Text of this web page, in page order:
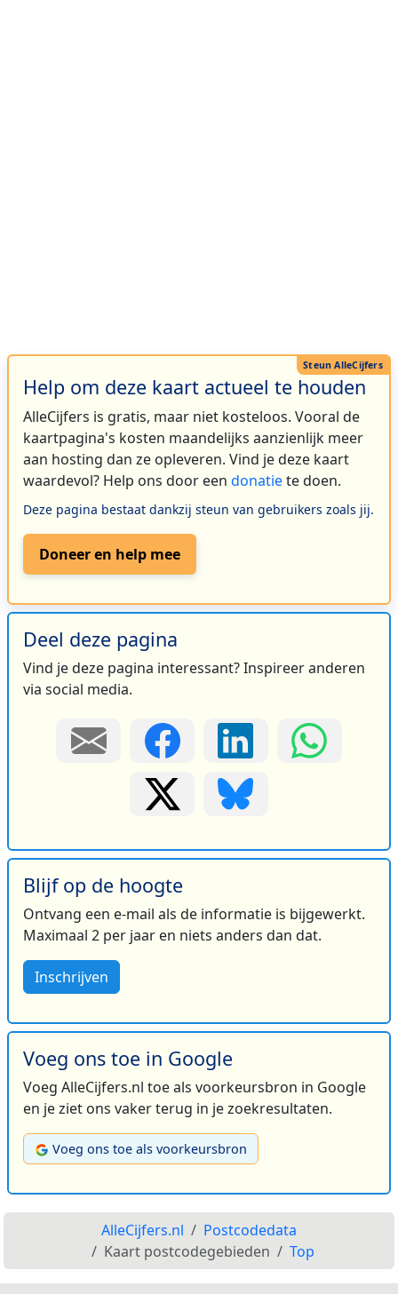
Help om deze kaart actueel te houden
AlleCijfers is gratis, maar niet kosteloos. Vooral de
kaartpagina's kosten maandelijks aanzienlijk meer
aan hosting dan ze opleveren. Vind je deze kaart
waardevol? Help ons door een donatiete doen.
Deze pagina bestaat dankzij steun van gebruikers zoals jij.
Doneer en help mee
Deel deze pagina
Vind je deze pagina interessant? Inspireer anderen
via social media.
Blijf op de hoogte
Ontvang een e-mail als de informatie is bijgewerkt.
Maximaal 2 per jaar en niets anders dan dat.
Inschrijven
Voeg ons toe in Google
Voeg AlleCijfers.nl toe als voorkeursbron in Google
en je ziet ons vaker terug in je zoekresultaten.
Voeg ons toe als voorkeursbron
AlleCijfers.nl
Postcodedata
Kaart postcodegebieden
Top